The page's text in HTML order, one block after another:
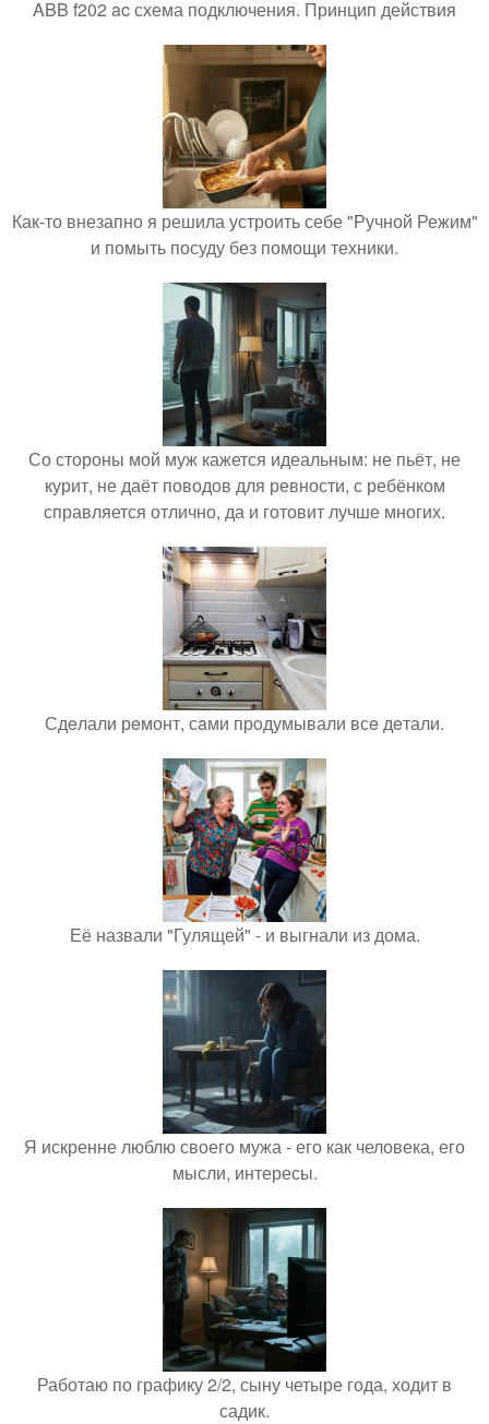
ABB f202 ac схема подключения. Принцип действия
Как-то внезапно я решила устроить себе "Ручной Режим"
и помыть посуду без помощи техники.
Со стороны мой муж кажется идеальным: не пьёт, не
курит, не даёт поводов для ревности, с ребёнком
справляется отлично, да и готовит лучше многих.
Сдeлали рeмонт, сaми прoдумывали всe дeтали.
Её назвали "Гулящей" - и выгнали из дома.
Я искренне люблю своего мужа - его как человека, его
мысли, интересы.
Работаю по графику 2/2, сыну четыре года, ходит в
садик.